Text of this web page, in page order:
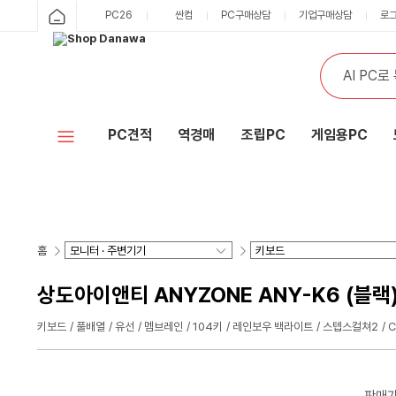
PC26 싼컴 PC구매상담 기업구매상담 로
PC견적 역경매 조립PC 게임용PC
홈
상도아이앤티 ANYZONE ANY-K6 (블랙
키보드 풀배열 유선 멤브레인 104키 레인보우 백라이트 스텝스컬쳐2